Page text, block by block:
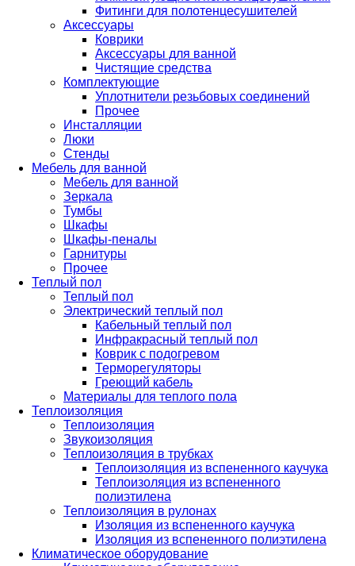
Фитинги для полотенцесушителей
Аксессуары
Коврики
Аксессуары для ванной
Чистящие средства
Комплектующие
Уплотнители резьбовых соединений
Прочее
Инсталляции
Люки
Стенды
Мебель для ванной
Мебель для ванной
Зеркала
Тумбы
Шкафы
Шкафы-пеналы
Гарнитуры
Прочее
Теплый пол
Теплый пол
Электрический теплый пол
Кабельный теплый пол
Инфракрасный теплый пол
Коврик с подогревом
Терморегуляторы
Греющий кабель
Материалы для теплого пола
Теплоизоляция
Теплоизоляция
Звукоизоляция
Теплоизоляция в трубках
Теплоизоляция из вспененного каучука
Теплоизоляция из вспененного
полиэтилена
Теплоизоляция в рулонах
Изоляция из вспененного каучука
Изоляция из вспененного полиэтилена
Климатическое оборудование